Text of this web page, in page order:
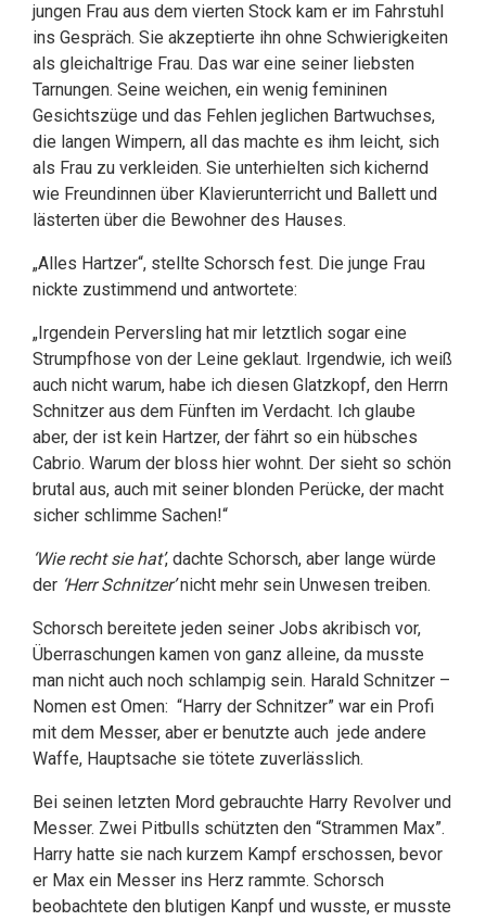
jungen Frau aus dem vierten Stock kam er im Fahrstuhl
ins Gespräch. Sie akzeptierte ihn ohne Schwierigkeiten
als gleichaltrige Frau. Das war eine seiner liebsten
Tarnungen. Seine weichen, ein wenig femininen
Gesichtszüge und das Fehlen jeglichen Bartwuchses,
die langen Wimpern, all das machte es ihm leicht, sich
als Frau zu verkleiden. Sie unterhielten sich kichernd
wie Freundinnen über Klavierunterricht und Ballett und
lästerten über die Bewohner des Hauses.
„Alles Hartzer“, stellte Schorsch fest. Die junge Frau
nickte zustimmend und antwortete:
„Irgendein Perversling hat mir letztlich sogar eine
Strumpfhose von der Leine geklaut. Irgendwie, ich weiß
auch nicht warum, habe ich diesen Glatzkopf, den Herrn
Schnitzer aus dem Fünften im Verdacht. Ich glaube
aber, der ist kein Hartzer, der fährt so ein hübsches
Cabrio. Warum der bloss hier wohnt. Der sieht so schön
brutal aus, auch mit seiner blonden Perücke, der macht
sicher schlimme Sachen!“
‘Wie recht sie hat’, dachte Schorsch, aber lange würde
der ‘Herr Schnitzer’nicht mehr sein Unwesen treiben.
Schorsch bereitete jeden seiner Jobs akribisch vor,
Überraschungen kamen von ganz alleine, da musste
man nicht auch noch schlampig sein. Harald Schnitzer –
Nomen est Omen: “Harry der Schnitzer” war ein Profi
mit dem Messer, aber er benutzte auch jede andere
Waffe, Hauptsache sie tötete zuverlässlich.
Bei seinen letzten Mord gebrauchte Harry Revolver und
Messer. Zwei Pitbulls schützten den “Strammen Max”.
Harry hatte sie nach kurzem Kampf erschossen, bevor
er Max ein Messer ins Herz rammte. Schorsch
beobachtete den blutigen Kanpf und wusste, er musste